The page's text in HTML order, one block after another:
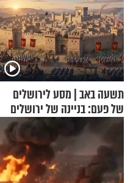
תשעה באב | מסע לירושלים
של פעם: בניינה של ירושלים